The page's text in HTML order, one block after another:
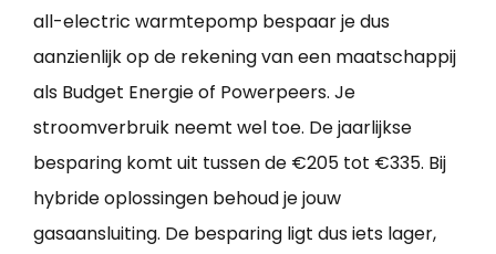
all-electric warmtepomp bespaar je dus
aanzienlijk op de rekening van een maatschappij
als Budget Energie of Powerpeers. Je
stroomverbruik neemt wel toe. De jaarlijkse
besparing komt uit tussen de €205 tot €335. Bij
hybride oplossingen behoud je jouw
gasaansluiting. De besparing ligt dus iets lager,